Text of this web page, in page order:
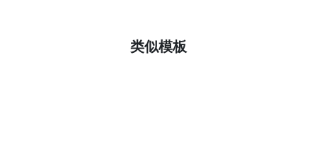
类似模板
了解更多